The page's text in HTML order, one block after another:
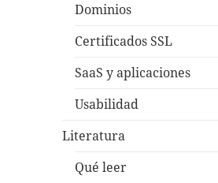
Dominios
Certificados SSL
SaaS y aplicaciones
Usabilidad
Literatura
Qué leer